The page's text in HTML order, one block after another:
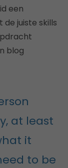
een
de juiste skills
blog
at least
it
to be